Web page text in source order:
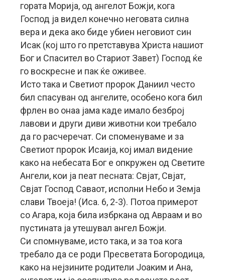
гората Морија, од ангелот Божји, кога
Господ ја видел конечно неговата силна
вера и дека ако биде убиен неговиот син
Исак (кој што го претставува Христа нашиот
Бог и Спасител во Стариот Завет) Господ ќе
го воскресне и пак ќе оживее.
Исто така и Светиот пророк Даниил често
бил спасуван од ангелите, особено кога бил
фрлен во онаа јама каде имало безброј
лавови и други диви животни кои требало
да го расчеречат. Си споменуваме и за
Светиот пророк Исаија, кој имал видение
како на небесата Бог е опкружен од Светите
Ангели, кои ја пеат песната: Свјат, Свјат,
Свјат Господ Саваот, исполни Небо и Земја
слави Твоеја! (Иса. 6, 2-3). Потоа примерот
со Агара, која била избркана од Авраам и во
пустината ја утешувал ангел Божји.
Си спомнуваме, исто така, и за тоа кога
требало да се роди Пресветата Богородица,
како на нејзините родители Јоаким и Ана,